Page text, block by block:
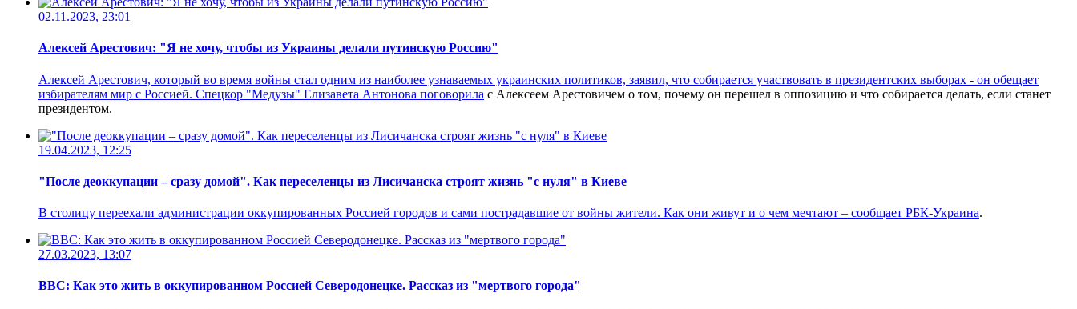
02.11.2023, 23:01
Алексей Арестович: "Я не хочу, чтобы из Украины делали путинскую Россию"
Алексей Арестович, который во время войны стал одним из наиболее узнаваемых украинских политиков, заявил, что собирается участвовать в президентских выборах - он обещает
избирателям мир с Россией. Спецкор "Медузы" Елизавета Антонова поговорила с Алексеем Арестовичем о том, почему он перешел в оппозицию и что собирается делать, если станет
президентом.
19.04.2023, 12:25
"После деоккупации – сразу домой". Как переселенцы из Лисичанска строят жизнь "с нуля" в Киеве
В столицу переехали администрации оккупированных Россией городов и сами пострадавшие от войны жители. Как они живут и о чем мечтают – сообщает РБК-Украина.
27.03.2023, 13:07
ВВС: Как это жить в оккупированном Россией Северодонецке. Рассказ из "мертвого города"